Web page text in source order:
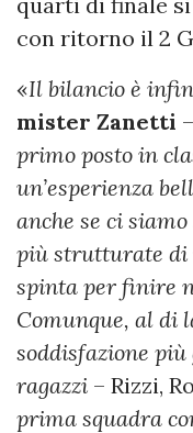
con ritorno il 2
«Il bilancio è
mister Zanetti –
primo posto in
un’esperienza
anche se ci
più strutturate di
spinta per finire
Comunque, al di
soddisfazione
ragazzi – Rizzi,
prima squadra